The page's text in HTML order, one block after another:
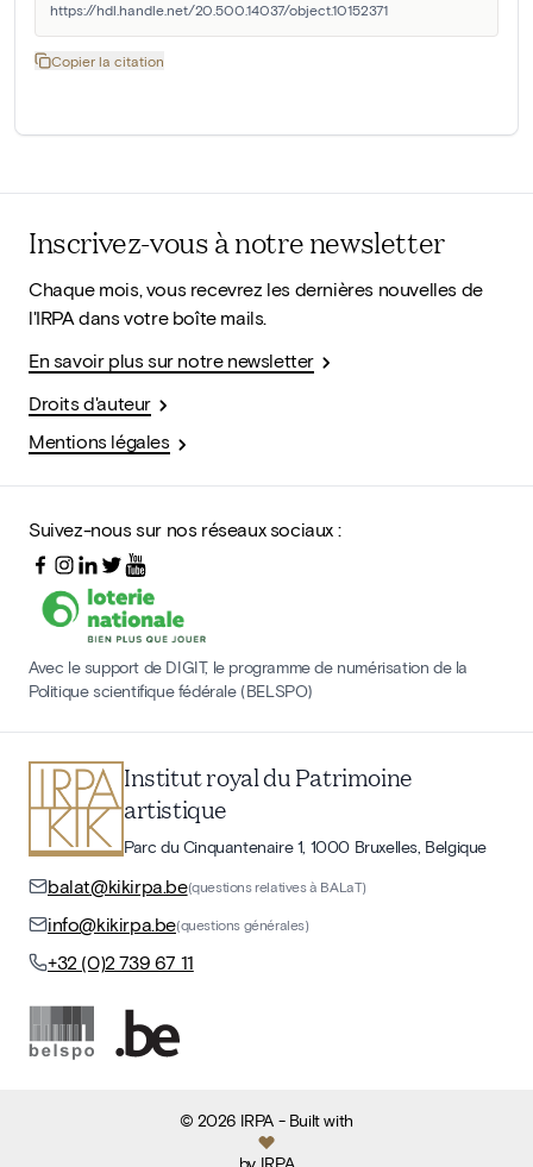
https://hdl.handle.net/20.500.14037/object.10152371
Copier la citation
Inscrivez-vous à notre newsletter
Chaque mois, vous recevrez les dernières nouvelles de
l'IRPA dans votre boîte mails.
En savoir plus sur notre newsletter
Droits d'auteur
Mentions légales
Suivez-nous sur nos réseaux sociaux :
Avec le support de DIGIT, le programme de numérisation de la
Politique scientifique fédérale (BELSPO)
Institut royal du Patrimoine
artistique
Parc du Cinquantenaire 1, 1000 Bruxelles, Belgique
balat@kikirpa.be(questions relatives à BALaT)
info@kikirpa.be(questions générales)
+32 (0)2 739 67 11
©2026 IRPA- Built with